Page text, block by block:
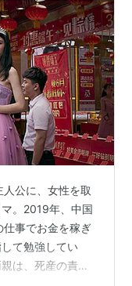
公に、女性を取
。2019年、中国
事でお金を稼ぎ
て勉強してい
は、死産の責任